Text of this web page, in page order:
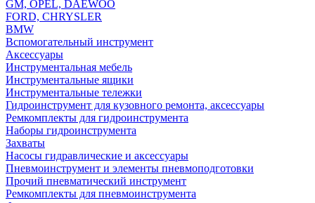
GM, OPEL, DAEWOO
FORD, CHRYSLER
BMW
Вспомогательный инструмент
Аксессуары
Инструментальная мебель
Инструментальные ящики
Инструментальные тележки
Гидроинструмент для кузовного ремонта, аксессуары
Ремкомплекты для гидроинструмента
Наборы гидроинструмента
Захваты
Насосы гидравлические и аксессуары
Пневмоинструмент и элементы пневмоподготовки
Прочий пневматический инструмент
Ремкомплекты для пневмоинструмента